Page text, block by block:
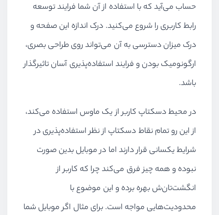
حساب می‌آید که با استفاده از آن شما فرایند توسعه
رابط کاربری را شروع می‌کنید. درک اندازه این صفحه و
درک میزان دسترسی به آن می‌تواند روی طراحی بصری،
ارگونومیک بودن و فرایند استفاده‌پذیری آسان تاثیرگذار
باشد.
در محیط دسکتاپ کاربر از یک ماوس استفاده می‌کند،
از این رو تمام نقاط دسکتاپ از نظر استفاده‌پذیری در
شرایط یکسانی قرار دارند اما در موبایل بدین صورت
نبوده و همه چیز فرق می‌کند چرا که کاربر از
انگشت‌تان‌ش بهره برده و این موضوع با
محدودیت‌هایی مواجه است. برای مثال اگر موبایل شما